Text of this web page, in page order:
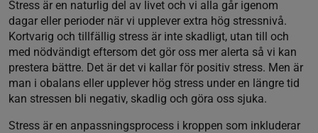
Stress är en naturlig del av livet och vi alla går igenom
dagar eller perioder när vi upplever extra hög stressnivå.
Kortvarig och tillfällig stress är inte skadligt, utan till och
med nödvändigt eftersom det gör oss mer alerta så vi kan
prestera bättre. Det är det vi kallar för positiv stress. Men är
man i obalans eller upplever hög stress under en längre tid
kan stressen bli negativ, skadlig och göra oss sjuka.
Stress är en anpassningsprocess i kroppen som inkluderar